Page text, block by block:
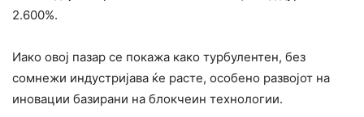
2.600%.
Иако овој пазар се покажа како турбулентен, без
сомнежи индустријава ќе расте, особено развојот на
иновации базирани на блокчеин технологии.